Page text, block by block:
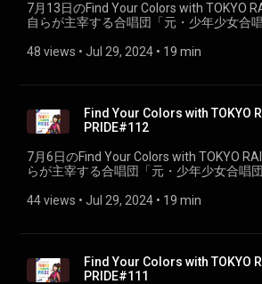
7月13日のFind Your Colors with TOKYO
自らが主宰する合唱団「元・少年少女合
た。（PART②）
48 views • Jul 29, 2024 • 19 min
Find Your Colors with TOKYO
PRIDE#112
7月6日のFind Your Colors with TOKYO
らが主宰する合唱団「元・少年少女合唱
（PART①）
44 views • Jul 29, 2024 • 19 min
Find Your Colors with TOKYO
PRIDE#111